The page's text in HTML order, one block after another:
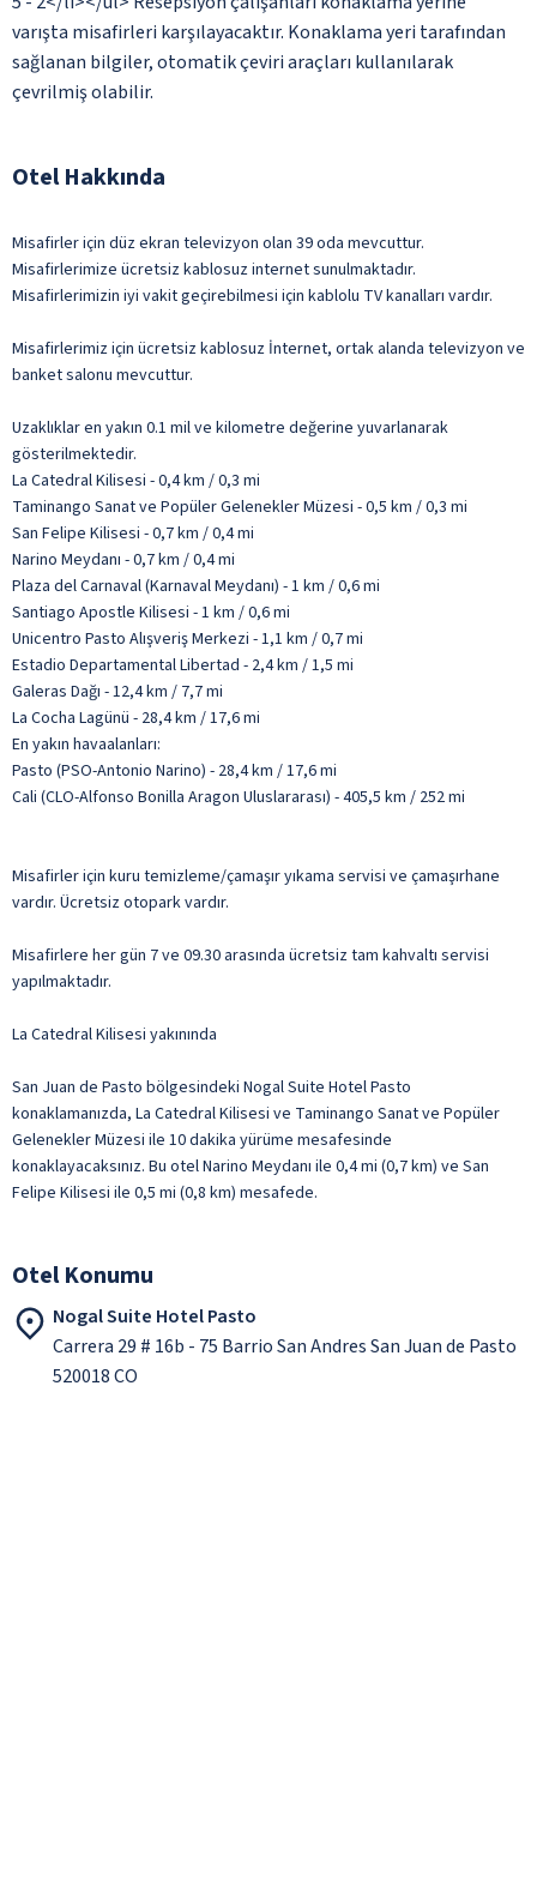
varışta misafirleri karşılayacaktır. Konaklama yeri tarafından
sağlanan bilgiler, otomatik çeviri araçları kullanılarak
çevrilmiş olabilir.
Otel Hakkında
Misafirler için düz ekran televizyon olan 39 oda mevcuttur.
Misafirlerimize ücretsiz kablosuz internet sunulmaktadır.
Misafirlerimizin iyi vakit geçirebilmesi için kablolu TV kanalları vardır.
Misafirlerimiz için ücretsiz kablosuz İnternet, ortak alanda televizyon ve
banket salonu mevcuttur.
Uzaklıklar en yakın 0.1 mil ve kilometre değerine yuvarlanarak
gösterilmektedir.
La Catedral Kilisesi - 0,4 km / 0,3 mi
Taminango Sanat ve Popüler Gelenekler Müzesi - 0,5 km / 0,3 mi
San Felipe Kilisesi - 0,7 km / 0,4 mi
Narino Meydanı - 0,7 km / 0,4 mi
Plaza del Carnaval (Karnaval Meydanı) - 1 km / 0,6 mi
Santiago Apostle Kilisesi - 1 km / 0,6 mi
Unicentro Pasto Alışveriş Merkezi - 1,1 km / 0,7 mi
Estadio Departamental Libertad - 2,4 km / 1,5 mi
Galeras Dağı - 12,4 km / 7,7 mi
La Cocha Lagünü - 28,4 km / 17,6 mi
En yakın havaalanları:
Pasto (PSO-Antonio Narino) - 28,4 km / 17,6 mi
Cali (CLO-Alfonso Bonilla Aragon Uluslararası) - 405,5 km / 252 mi
Misafirler için kuru temizleme/çamaşır yıkama servisi ve çamaşırhane
vardır. Ücretsiz otopark vardır.
Misafirlere her gün 7 ve 09.30 arasında ücretsiz tam kahvaltı servisi
yapılmaktadır.
La Catedral Kilisesi yakınında
San Juan de Pasto bölgesindeki Nogal Suite Hotel Pasto
konaklamanızda, La Catedral Kilisesi ve Taminango Sanat ve Popüler
Gelenekler Müzesi ile 10 dakika yürüme mesafesinde
konaklayacaksınız. Bu otel Narino Meydanı ile 0,4 mi (0,7 km) ve San
Felipe Kilisesi ile 0,5 mi (0,8 km) mesafede.
Otel Konumu
Nogal Suite Hotel Pasto
Carrera 29 # 16b - 75 Barrio San Andres San Juan de Pasto
520018 CO